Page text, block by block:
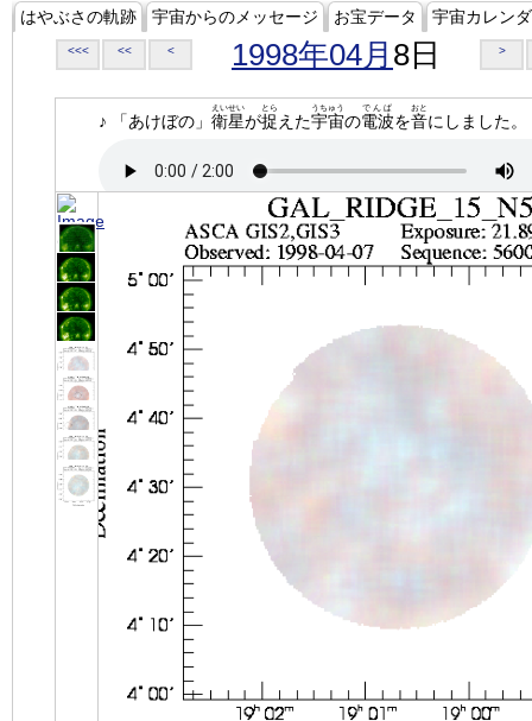
はやぶさの軌跡 宇宙からのメッセージ お宝データ 宇宙カレン
<<< << < 1998年04月 8日 >
♪ 「あけぼの」 衛星
えいせい
が捉
とら
えた宇宙
うちゅう
の電波
でんぱ
を音
おと
にしました。